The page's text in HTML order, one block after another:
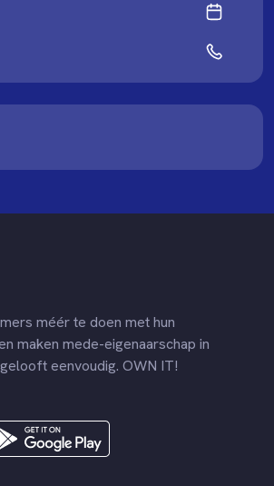
méér te doen met hun
maken mede-eigenaarschap in
eenvoudig. OWN IT!